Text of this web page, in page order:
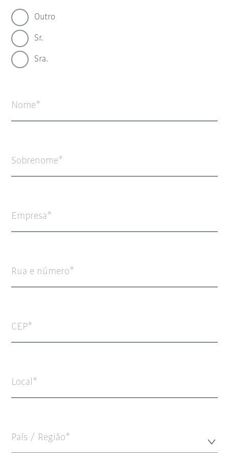
Outro
Sr.
Sra.
Nome
Sobrenome
Empresa
Rua e número
CEP
Local
País / Região*